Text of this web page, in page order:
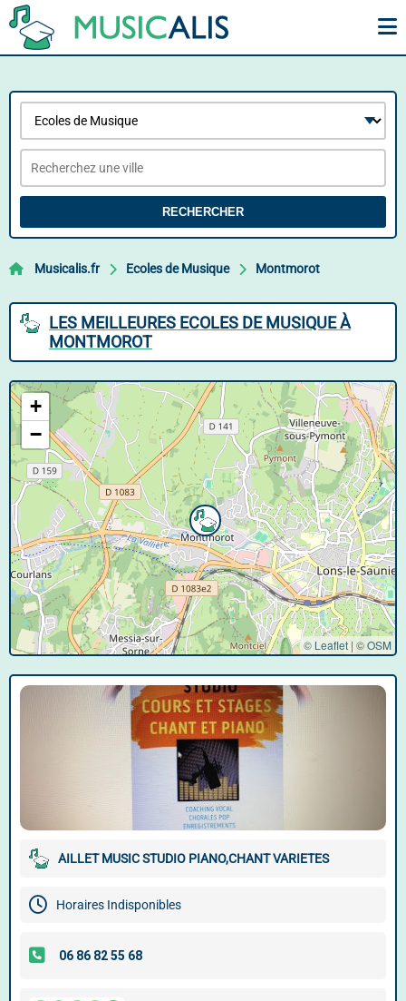
RECHERCHER
Musicalis.fr Ecoles de Musique Montmorot
LES MEILLEURES ECOLES DE MUSIQUE À
MONTMOROT
+
−
© Leaflet| ©OSM
AILLET MUSIC STUDIO PIANO,CHANT VARIETES
Horaires Indisponibles